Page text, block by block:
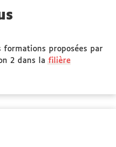
formations proposées par
2 dans la filière